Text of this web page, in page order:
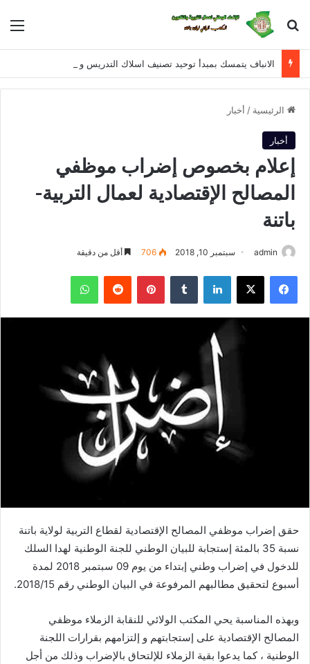
بحث عن
الرئيسية / أخبار
أخبار
إعلام بخصوص إضراب موظفي
المصالح الإقتصادية لعمال التربية-
باتنة
admin سبتمبر 10, 2018 706 أقل من دقيقة
فيسبوك لينكدإن بينتيريست
حقق إضراب موظفي المصالح الإقتصادية لقطاع التربية لولاية باتنة
نسبة 35 بالمئة إستجابة للبيان الوطني للجنة الوطنية لهدا السلك
للدخول في إضراب وطني إبتداء من يوم 09 سبتمبر 2018 لمدة
أسبوع لتحقيق مطالبهم المرفوعة في البيان الوطني رقم 2018/15.
وبهذه المناسبة يحي المكتب الولائي للنقابة الزملاء موظفي
المصالح الإقتصادية على إستجابتهم و إلتزامهم بقرارات اللجنة
الوطنية ، كما يدعوا بقية الزملاء للإلتحاق بالإضراب وذلك من أجل